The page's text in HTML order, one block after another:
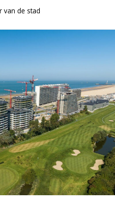
van de stad